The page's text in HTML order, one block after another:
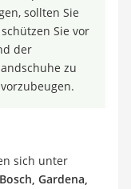
sollten Sie
Sie vor
der
zu
sich unter
Gardena,